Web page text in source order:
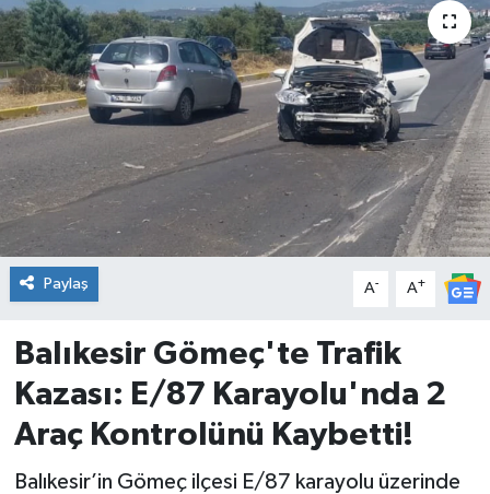
Paylaş A- A+
Balıkesir Gömeç'te Trafik
Kazası: E/87 Karayolu'nda 2
Araç Kontrolünü Kaybetti!
Balıkesir’in Gömeç ilçesi E/87 karayolu üzerinde
Dursunbey
Edremit
EĞİTİM
EKONOMİ
Gömeç
Gönen
Havran